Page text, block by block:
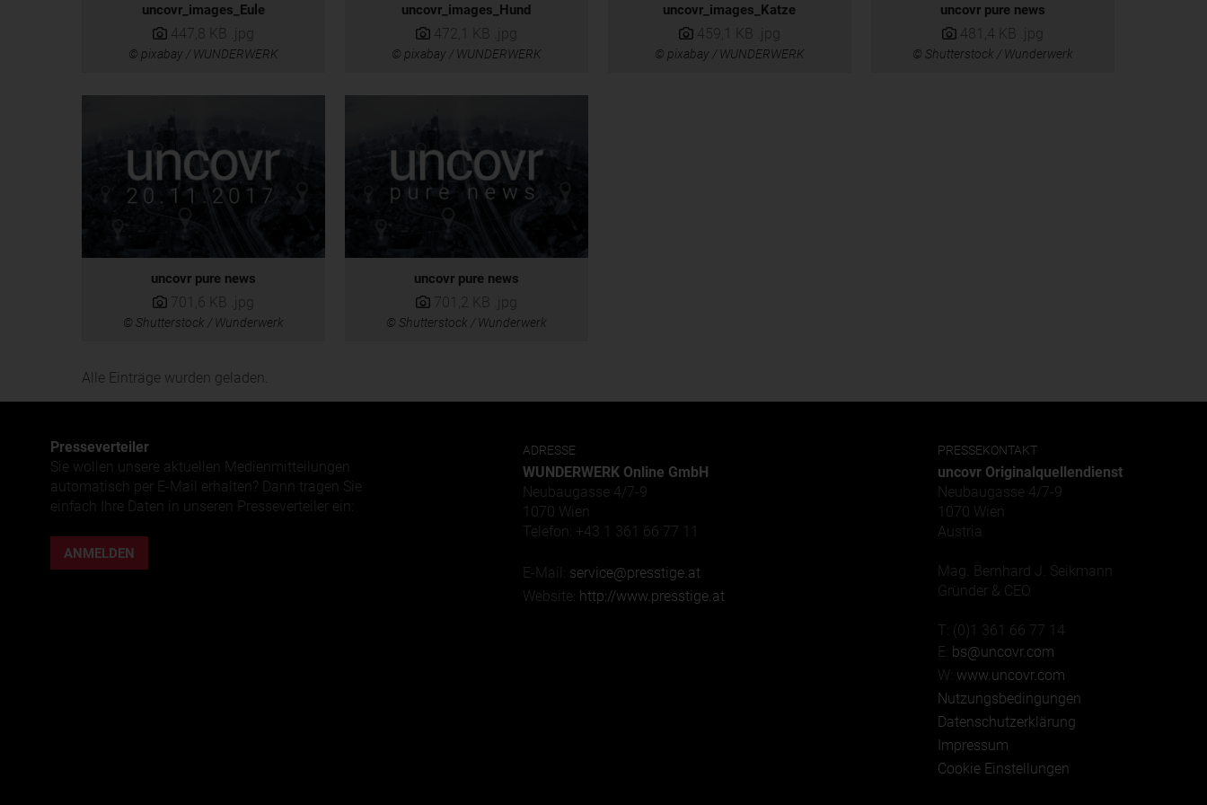
uncovr_images_Eule
447,8 KB .jpg
© pixabay / WUNDERWERK
uncovr_images_Hund
472,1 KB .jpg
© pixabay / WUNDERWERK
uncovr_images_Katze
459,1 KB .jpg
© pixabay / WUNDERWERK
uncovr pure news
481,4 KB .jpg
© Shutterstock / Wunderwerk
uncovr pure news
701,6 KB .jpg
© Shutterstock / Wunderwerk
uncovr pure news
701,2 KB .jpg
© Shutterstock / Wunderwerk
Alle Einträge wurden geladen.
Presse­verteiler
Sie wollen unsere aktuellen Medienmitteilungen
automatisch per E-Mail erhalten? Dann tragen Sie
einfach Ihre Daten in unseren Presseverteiler ein:
ANMELDEN
ADRESSE
WUNDERWERK Online GmbH
Neubaugasse 4/7-9
1070 Wien
Telefon: +43 1 361 66 77 11
E-Mail: service@presstige.at
Website: http://www.presstige.at
PRESSEKONTAKT
uncovr Originalquellendienst
Neubaugasse 4/7-9
1070 Wien
Austria
Mag. Bernhard J. Seikmann
Gründer & CEO
T: (0)1 361 66 77 14
E: bs@uncovr.com
W: www.uncovr.com
Nutzungsbedingungen
Datenschutzerklärung
Impressum
Cookie Einstellungen